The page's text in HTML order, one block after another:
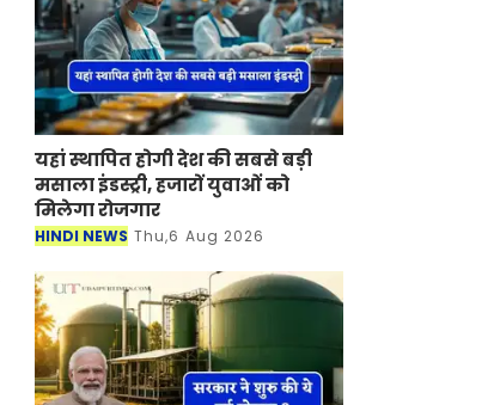
यहां स्थापित होगी देश की सबसे बड़ी
मसाला इंडस्ट्री, हजारों युवाओं को
मिलेगा रोजगार
HINDI NEWS Thu,6 Aug 2026